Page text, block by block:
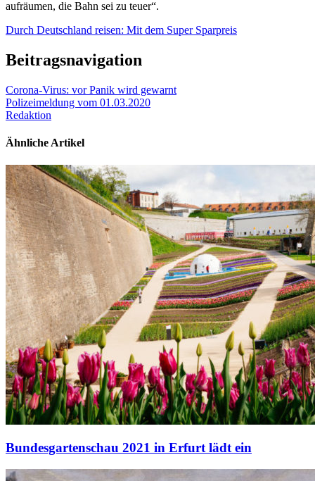
aufräumen, die Bahn sei zu teuer“.
Durch Deutschland reisen: Mit dem Super Sparpreis
Beitragsnavigation
Corona-Virus: vor Panik wird gewarnt
Polizeimeldung vom 01.03.2020
Redaktion
Ähnliche Artikel
Bundesgartenschau 2021 in Erfurt lädt ein